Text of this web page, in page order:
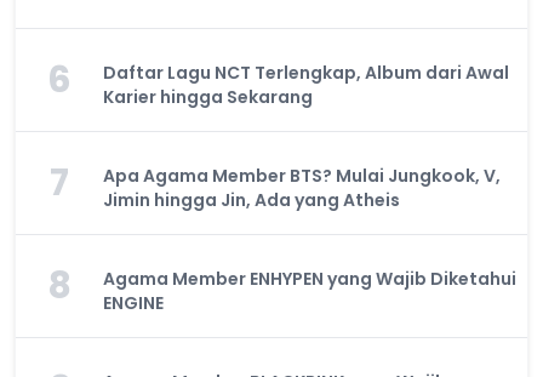
6
Daftar Lagu NCT Terlengkap, Album dari Awal
Karier hingga Sekarang
7
Apa Agama Member BTS? Mulai Jungkook, V,
Jimin hingga Jin, Ada yang Atheis
8
Agama Member ENHYPEN yang Wajib Diketahui
ENGINE